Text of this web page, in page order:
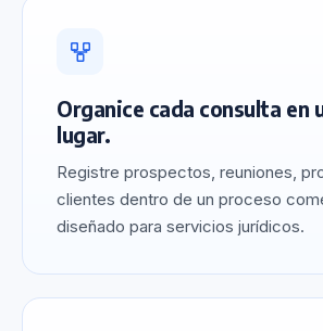
Organice cada consulta en
lugar.
Registre prospectos, reuniones,
clientes dentro de un proceso
diseñado para servicios jurídicos.